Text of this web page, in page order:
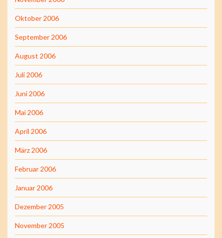
Oktober 2006
September 2006
August 2006
Juli 2006
Juni 2006
Mai 2006
April 2006
März 2006
Februar 2006
Januar 2006
Dezember 2005
November 2005